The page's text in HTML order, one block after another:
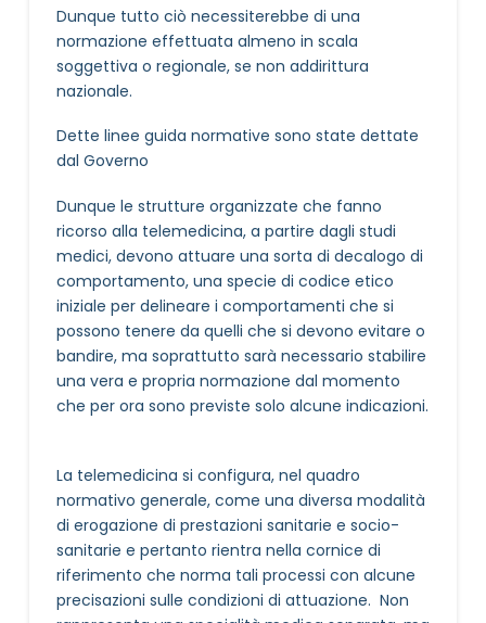
Dunque tutto ciò necessiterebbe di una
normazione effettuata almeno in scala
soggettiva o regionale, se non addirittura
nazionale.
Dette linee guida normative sono state dettate
dal Governo
Dunque le strutture organizzate che fanno
ricorso alla telemedicina, a partire dagli studi
medici, devono attuare una sorta di decalogo di
comportamento, una specie di codice etico
iniziale per delineare i comportamenti che si
possono tenere da quelli che si devono evitare o
bandire, ma soprattutto sarà necessario stabilire
una vera e propria normazione dal momento
che per ora sono previste solo alcune indicazioni.
La telemedicina si configura, nel quadro
normativo generale, come una diversa modalità
di erogazione di prestazioni sanitarie e socio-
sanitarie e pertanto rientra nella cornice di
riferimento che norma tali processi con alcune
precisazioni sulle condizioni di attuazione. Non